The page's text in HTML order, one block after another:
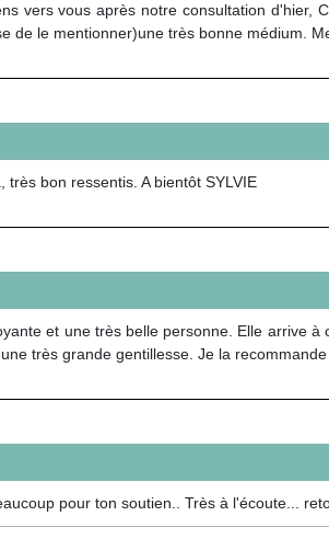
vers vous après notre consultation
de le mentionner)une très bonne médium.
très bon ressentis. A bientôt SYLVIE
et une très belle personne. Elle arrive
très grande gentillesse. Je la recommande
pour ton soutien.. Très à l'écoute...